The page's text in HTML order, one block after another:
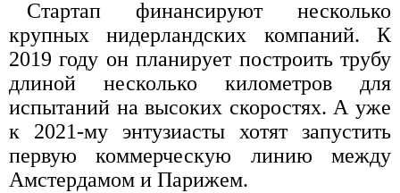
Стартап финансируют несколько
крупных нидерландских компаний. К
2019 году он планирует построить трубу
длиной несколько километров для
испытаний на высоких скоростях. А уже
к 2021-му энтузиасты хотят запустить
первую коммерческую линию между
Амстердамом и Парижем.